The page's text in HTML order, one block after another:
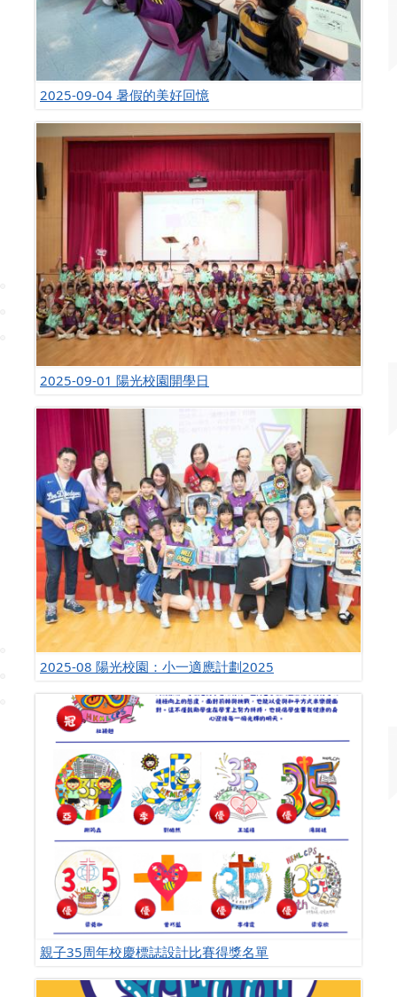
2025-09-04 暑假的美好回憶
2025-09-01 陽光校園開學日
2025-08 陽光校園：小一適應計劃2025
親子35周年校慶標誌設計比賽得獎名單